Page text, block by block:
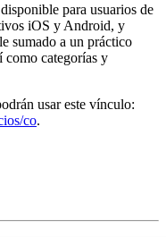
para usuarios de
iOS y Android, y
sumado a un práctico
como categorías y
usar este vínculo:
co.